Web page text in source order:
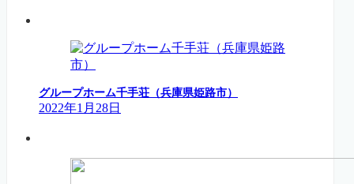
グループホーム千手荘（兵庫県姫路市）
2022年1月28日